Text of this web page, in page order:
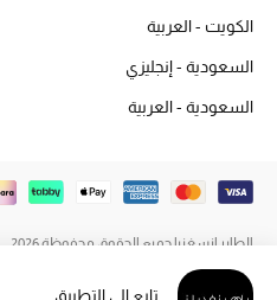
العناية بالشعر
الصحة والعافية
مجموعة الجمال
الجمال في بلوميز
تابع إلى التطبيق
الكويت - العربية
السعودية - إنجليزي
السعودية - العربية
الطاير إنسغنيا جميع الحقوق محفوظة 2026